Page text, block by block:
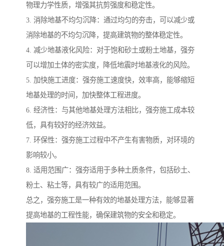
物理力学性质，增强其抗剪强度和稳定性。
3. 消除地基不均匀沉降：通过均匀的夯击，可以减少或
消除地基的不均匀沉降，提高建筑物的整体稳定性。
4. 减少地基液化风险：对于饱和砂土或粉土地基，强夯
可以增加土体的密实度，降低地震时地基液化的风险。
5. 加快施工进度：强夯施工速度快，效率高，能够缩短
地基处理的时间，加快整体工程进度。
6. 经济性：与其他地基处理方法相比，强夯施工成本较
低，具有较好的经济效益。
7. 环保性：强夯施工过程中不产生有害物质，对环境的
影响较小。
8. 适用范围广：强夯适用于多种土质条件，包括砂土、
粉土、粘土等，具有较广的适用范围。
总之，强夯施工是一种有效的地基处理方法，能够显著
提高地基的工程性能，确保建筑物的安全和稳定。